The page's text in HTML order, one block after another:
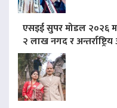
एसइई सुपर मोडल २०२६
२ लाख नगद र